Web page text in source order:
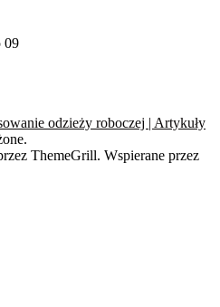
09
odzieży roboczej | Artykuły
ThemeGrill. Wspierane przez